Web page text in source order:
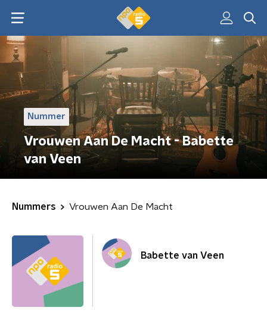
Nummer
Vrouwen Aan De Macht - Babette
van Veen
Nummers Vrouwen Aan De Macht
Babette van Veen